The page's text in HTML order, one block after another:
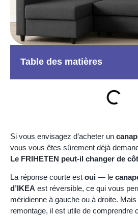
Table des matières
Si vous envisagez d’acheter un
vous vous êtes sûrement déjà
Le FRIHETEN peut-il changer de
La réponse courte est oui — le
d’IKEA est réversible, ce qui vous
méridienne à gauche ou à droite.
remontage, il est utile de comprendre